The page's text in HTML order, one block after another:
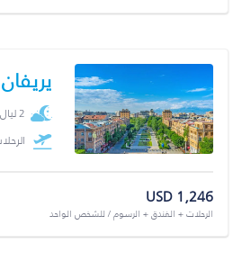
يريفان
2 ليال
USD 1,246
الرحلات + الفندق + الرسوم / للشخص الواحد